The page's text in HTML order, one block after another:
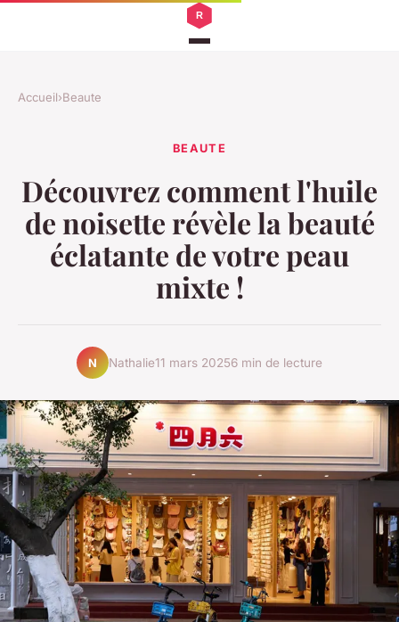
Accueil›Beaute
BEAUTE
Découvrez comment l'huile
de noisette révèle la beauté
éclatante de votre peau
mixte !
N Nathalie11 mars 20256 min de lecture